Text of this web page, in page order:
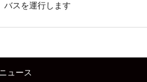
バスを運行します
ュース